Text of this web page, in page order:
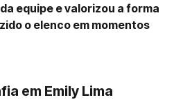
equipe e valorizou a forma
o elenco em momentos
em Emily Lima